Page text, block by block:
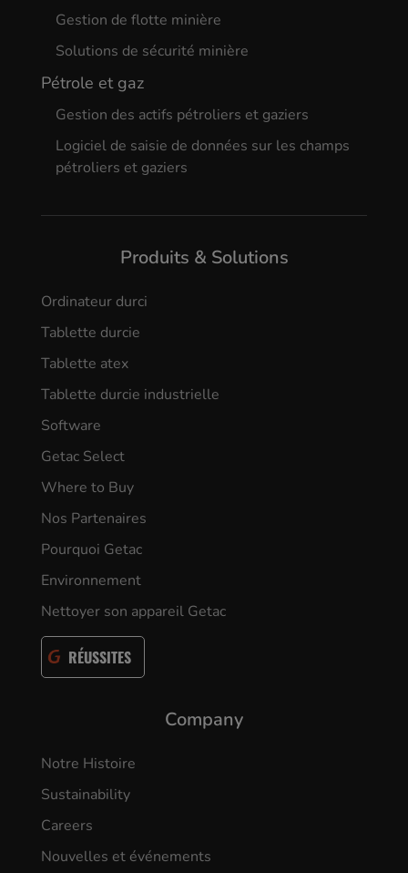
Gestion de flotte minière
Solutions de sécurité minière
Pétrole et gaz
Gestion des actifs pétroliers et gaziers
Logiciel de saisie de données sur les champs
pétroliers et gaziers
Produits & Solutions
Ordinateur durci
Tablette durcie
Tablette atex
Tablette durcie industrielle
Software
Getac Select
Where to Buy
Nos Partenaires
Pourquoi Getac
Environnement
Nettoyer son appareil Getac
RÉUSSITES
Company
Notre Histoire
Sustainability
Careers
Nouvelles et événements